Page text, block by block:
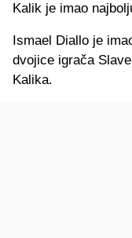
Kalik je imao
Ismael Diallo je
dvojice igrača
Kalika.